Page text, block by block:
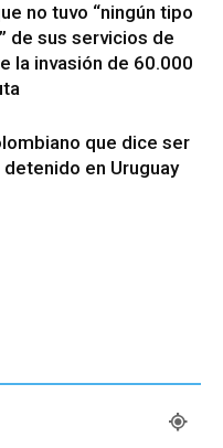
no tuvo “ningún tipo
de sus servicios de
la invasión de 60.000
que dice ser
en Uruguay